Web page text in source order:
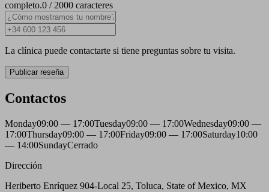
completo.0 / 2000 caracteres
La clínica puede contactarte si tiene preguntas sobre tu visita.
Publicar reseña
Contactos
Monday09:00 — 17:00Tuesday09:00 — 17:00Wednesday09:00 —
17:00Thursday09:00 — 17:00Friday09:00 — 17:00Saturday10:00
— 14:00SundayCerrado
Dirección
Heriberto Enríquez 904-Local 25, Toluca, State of Mexico, MX